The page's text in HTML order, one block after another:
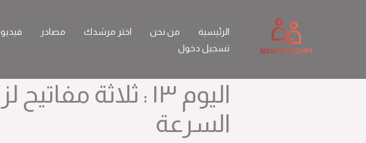
الرئيسية من نحن اختر مرشدك مصادر
تسجيل دخول
اليوم ١٣ : ثلاثة مفاتيح
السرعة